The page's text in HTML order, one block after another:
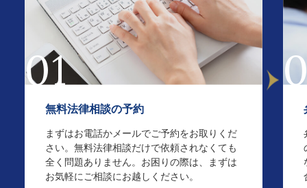
01
無料法律相談の予約
まずはお電話かメールでご予約をお取りくだ
さい。無料法律相談だけで依頼されなくても
全く問題ありません。お困りの際は、まずは
お気軽にご相談にお越しください。